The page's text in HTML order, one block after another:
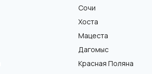
Сочи
Хоста
Мацеста
Дагомыс
Красная Поляна